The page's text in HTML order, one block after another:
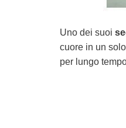
Uno dei suoi
cuore in un
per lungo